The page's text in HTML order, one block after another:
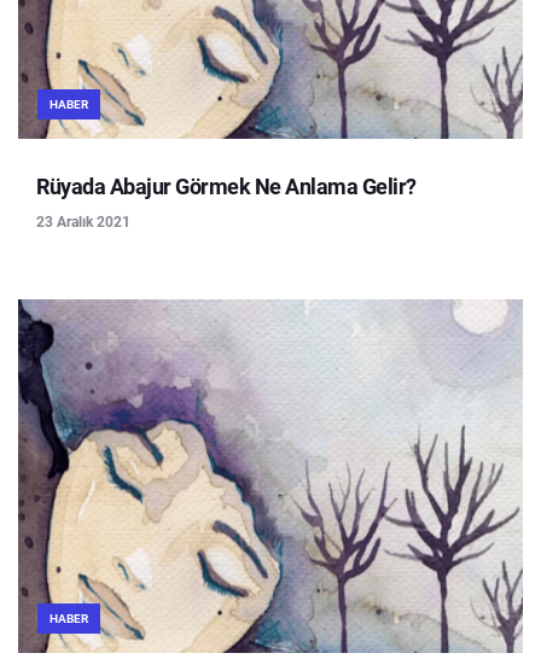
HABER
Rüyada Abajur Görmek Ne Anlama Gelir?
23 Aralık 2021
HABER